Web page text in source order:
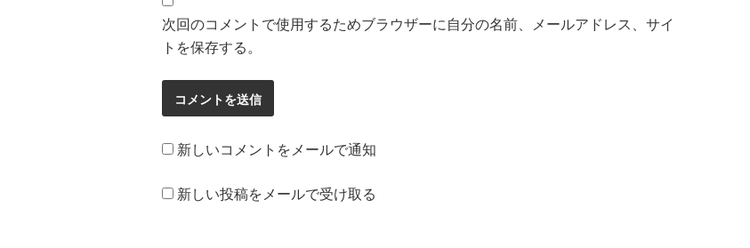
次回のコメントで使用するためブラウザーに自分の名前、メールアドレス、サイ
トを保存する。
新しいコメントをメールで通知
新しい投稿をメールで受け取る